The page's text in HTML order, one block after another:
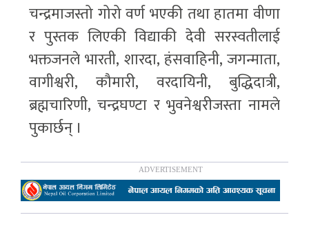
चन्द्रमाजस्तो गोरो वर्ण भएकी तथा हातमा वीणा
र पुस्तक लिएकी विद्याकी देवी सरस्वतीलाई
भक्तजनले भारती, शारदा, हंसवाहिनी, जगन्माता,
वागीश्वरी, कौमारी, वरदायिनी, बुद्धिदात्री,
ब्रह्मचारिणी, चन्द्रघण्टा र भुवनेश्वरीजस्ता नामले
पुकार्छन् ।